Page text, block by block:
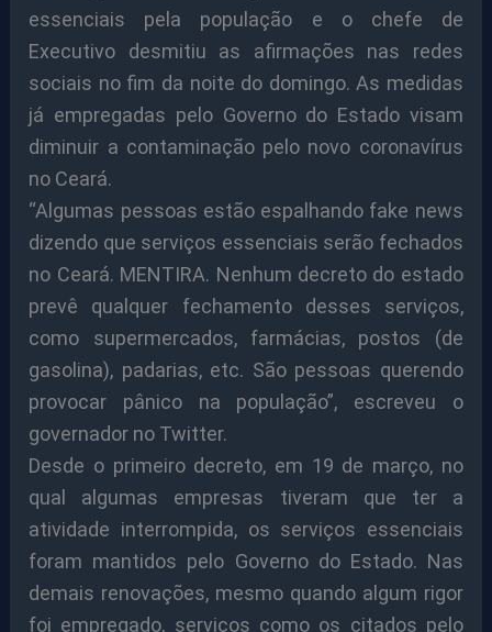
essenciais pela população e o chefe de
Executivo desmitiu as afirmações nas redes
sociais no fim da noite do domingo. As medidas
já empregadas pelo Governo do Estado visam
diminuir a contaminação pelo novo coronavírus
no Ceará.
“Algumas pessoas estão espalhando fake news
dizendo que serviços essenciais serão fechados
no Ceará. MENTIRA. Nenhum decreto do estado
prevê qualquer fechamento desses serviços,
como supermercados, farmácias, postos (de
gasolina), padarias, etc. São pessoas querendo
provocar pânico na população”, escreveu o
governador no Twitter.
Desde o primeiro decreto, em 19 de março, no
qual algumas empresas tiveram que ter a
atividade interrompida, os serviços essenciais
foram mantidos pelo Governo do Estado. Nas
demais renovações, mesmo quando algum rigor
foi empregado, serviços como os citados pelo